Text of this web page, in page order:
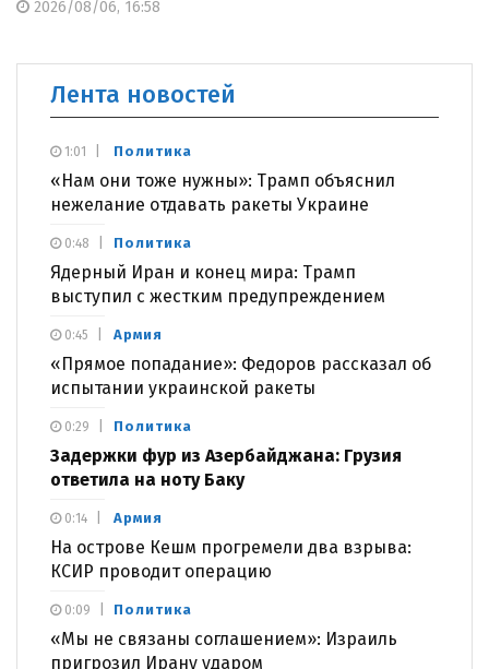
2026/08/06, 16:58
Лента новостей
Политика
«Нам они тоже нужны»: Трамп объяснил
нежелание отдавать ракеты Украине
1:01
Политика
Ядерный Иран и конец мира: Трамп
выступил с жестким предупреждением
0:48
Армия
«Прямое попадание»: Федоров рассказал об
испытании украинской ракеты
0:45
Политика
Задержки фур из Азербайджана: Грузия
ответила на ноту Баку
0:29
Армия
На острове Кешм прогремели два взрыва:
КСИР проводит операцию
0:14
Политика
«Мы не связаны соглашением»: Израиль
пригрозил Ирану ударом
0:09